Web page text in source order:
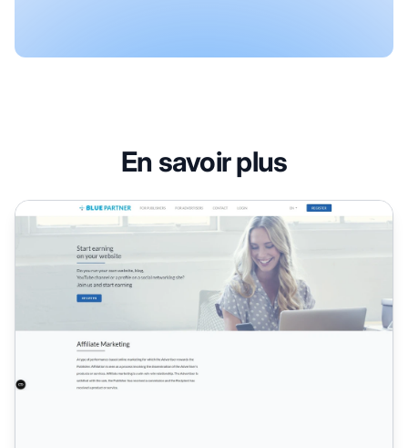
En savoir plus
Programme d'affiliation Bluepartner